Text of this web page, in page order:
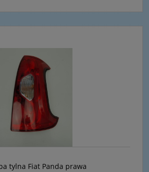
tylna Fiat Panda prawa